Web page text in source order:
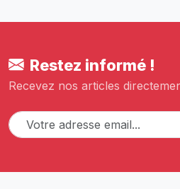
Restez informé !
Recevez nos articles